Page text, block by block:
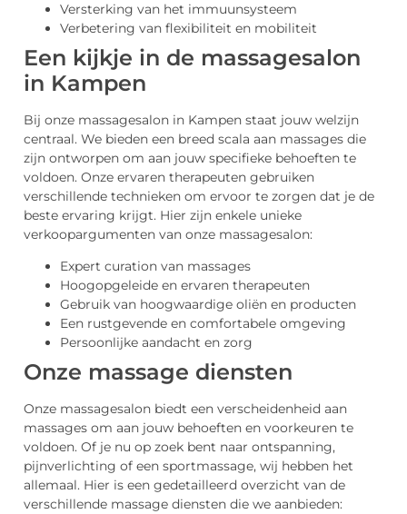
Versterking van het immuunsysteem
Verbetering van flexibiliteit en mobiliteit
Een kijkje in de massagesalon
in Kampen
Bij onze massagesalon in Kampen staat jouw welzijn
centraal. We bieden een breed scala aan massages die
zijn ontworpen om aan jouw specifieke behoeften te
voldoen. Onze ervaren therapeuten gebruiken
verschillende technieken om ervoor te zorgen dat je de
beste ervaring krijgt. Hier zijn enkele unieke
verkoopargumenten van onze massagesalon:
Expert curation van massages
Hoogopgeleide en ervaren therapeuten
Gebruik van hoogwaardige oliën en producten
Een rustgevende en comfortabele omgeving
Persoonlijke aandacht en zorg
Onze massage diensten
Onze massagesalon biedt een verscheidenheid aan
massages om aan jouw behoeften en voorkeuren te
voldoen. Of je nu op zoek bent naar ontspanning,
pijnverlichting of een sportmassage, wij hebben het
allemaal. Hier is een gedetailleerd overzicht van de
verschillende massage diensten die we aanbieden: